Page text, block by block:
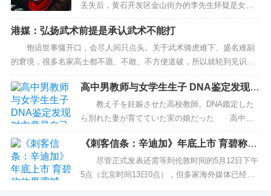
丢失后，黄石开发区金山街办的李先生怀疑是女儿
的同学小红（化名）拿走了，遂3次到小红家讨要。
此后，小红从7楼跳了下去，下半身瘫痪。小红认
为，是李先生的再三讨要...
港媒：弘扬武术前提是承认武术不能打
饱谙世事慵开口，会尽人间只点头。关于武术骑虎难下、盛名难副
的窘境，很多名家高士都不愿、不敢、不方便道破，所以就轮到见识短
浅的我辈妄谈国术了。 英国9岁女孩杰西于达人秀节目演练日本东洋
刀法，没想到...
高中男教师与女学生生子 DNA鉴定发现对
方竟是自己亲生女儿
教え子を妊娠させた高校教師。DNA鑑定した
ら別れた妻が育てていた実の娘だった 高中男
教师将女学生弄怀孕。DNA鉴定发现是自己前妻的
亲生女儿 1： 閃光妖術(東京都)＠＼(^o^)
／：201...
《刺客信条：辛迪加》年底上市 育碧称效
果震撼
尽管正式发表还需等到伦敦时间的5月12日下午
5点（北京时间13日0点），但多家海外媒体已经打